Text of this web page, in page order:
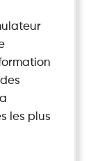
les plus